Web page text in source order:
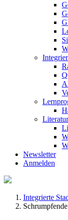
Literatur
Newsletter
Anmelden
Integrierte